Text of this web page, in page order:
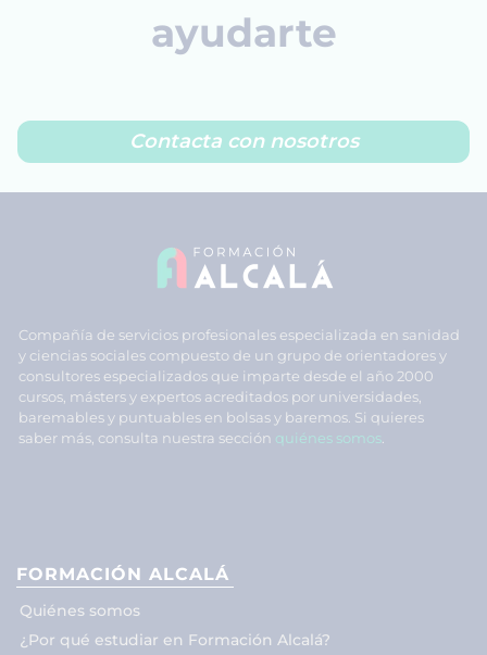
ayudarte
Contacta con nosotros
Compañía de servicios profesionales especializada en sanidad
y ciencias sociales compuesto de un grupo de orientadores y
consultores especializados que imparte desde el año 2000
cursos, másters y expertos acreditados por universidades,
baremables y puntuables en bolsas y baremos. Si quieres
saber más, consulta nuestra sección quiénes somos
FORMACIÓN ALCALÁ
Quiénes somos
¿Por qué estudiar en Formación Alcalá?